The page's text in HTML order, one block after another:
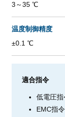
3～35 ℃
温度制御精度
±0.1 ℃
適合指令
低電圧指
EMC指